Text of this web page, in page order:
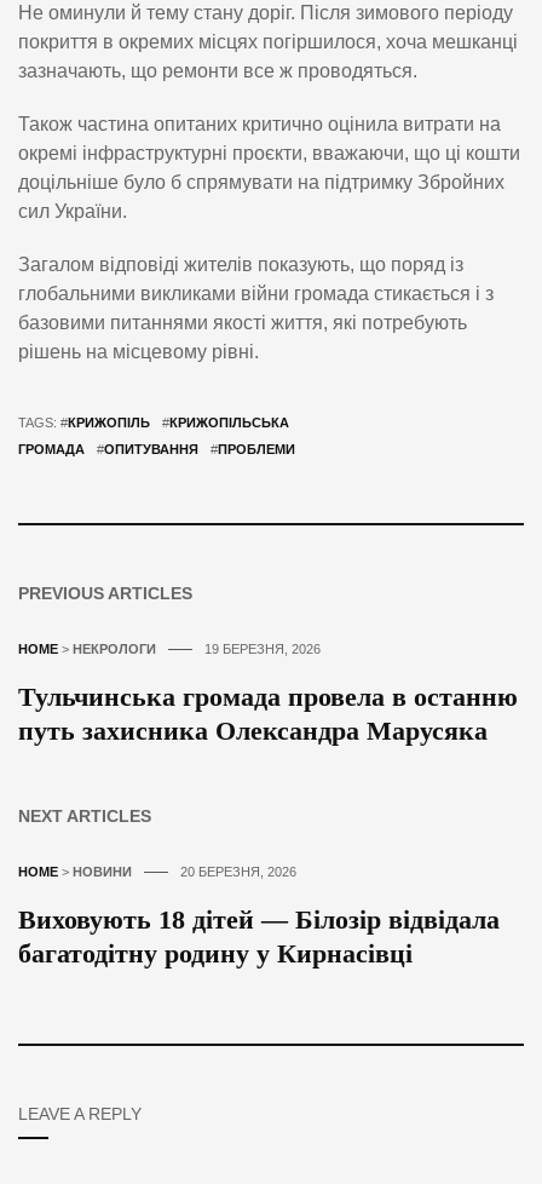
Не оминули й тему стану доріг. Після зимового періоду
покриття в окремих місцях погіршилося, хоча мешканці
зазначають, що ремонти все ж проводяться.
Також частина опитаних критично оцінила витрати на
окремі інфраструктурні проєкти, вважаючи, що ці кошти
доцільніше було б спрямувати на підтримку Збройних
сил України.
Загалом відповіді жителів показують, що поряд із
глобальними викликами війни громада стикається і з
базовими питаннями якості життя, які потребують
рішень на місцевому рівні.
TAGS: #КРИЖОПІЛЬ #КРИЖОПІЛЬСЬКА
ГРОМАДА
#ОПИТУВАННЯ #ПРОБЛЕМИ
PREVIOUS ARTICLES
HOME > НЕКРОЛОГИ 19 БЕРЕЗНЯ, 2026
Тульчинська громада провела в останню
путь захисника Олександра Марусяка
NEXT ARTICLES
HOME > НОВИНИ 20 БЕРЕЗНЯ, 2026
Виховують 18 дітей — Білозір відвідала
багатодітну родину у Кирнасівці
LEAVE A REPLY